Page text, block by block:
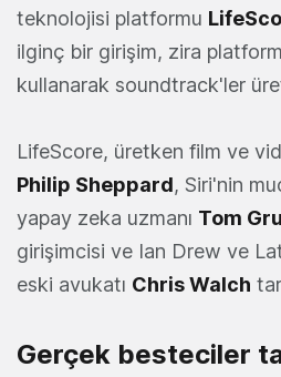
teknolojisi platformu
ilginç bir girişim, zira
kullanarak soundtrack'ler
LifeScore, üretken film ve
Philip Sheppard, Siri'nin
yapay zeka uzmanı Tom
girişimcisi ve Ian Drew ve
eski avukatı Chris Walch
Gerçek besteciler